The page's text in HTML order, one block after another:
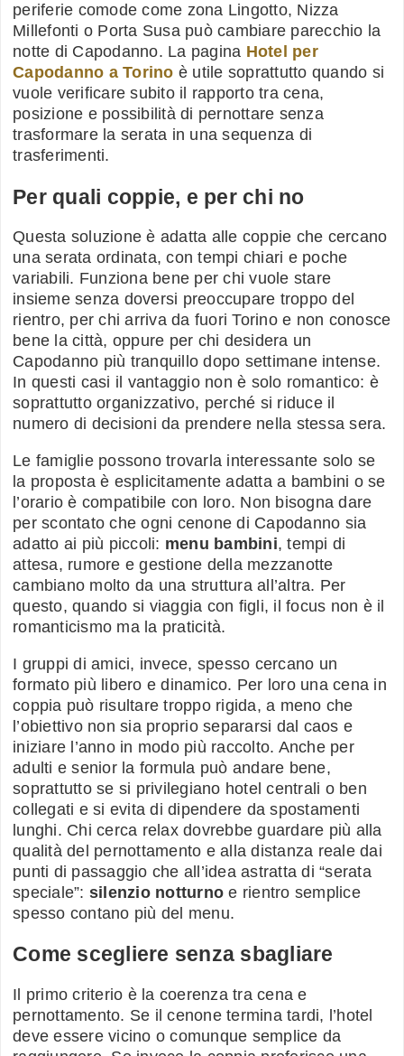
periferie comode come zona Lingotto, Nizza
Millefonti o Porta Susa può cambiare parecchio la
notte di Capodanno. La pagina Hotel per
Capodanno a Torino è utile soprattutto quando si
vuole verificare subito il rapporto tra cena,
posizione e possibilità di pernottare senza
trasformare la serata in una sequenza di
trasferimenti.
Per quali coppie, e per chi no
Questa soluzione è adatta alle coppie che cercano
una serata ordinata, con tempi chiari e poche
variabili. Funziona bene per chi vuole stare
insieme senza doversi preoccupare troppo del
rientro, per chi arriva da fuori Torino e non conosce
bene la città, oppure per chi desidera un
Capodanno più tranquillo dopo settimane intense.
In questi casi il vantaggio non è solo romantico: è
soprattutto organizzativo, perché si riduce il
numero di decisioni da prendere nella stessa sera.
Le famiglie possono trovarla interessante solo se
la proposta è esplicitamente adatta a bambini o se
l’orario è compatibile con loro. Non bisogna dare
per scontato che ogni cenone di Capodanno sia
adatto ai più piccoli: menu bambini, tempi di
attesa, rumore e gestione della mezzanotte
cambiano molto da una struttura all’altra. Per
questo, quando si viaggia con figli, il focus non è il
romanticismo ma la praticità.
I gruppi di amici, invece, spesso cercano un
formato più libero e dinamico. Per loro una cena in
coppia può risultare troppo rigida, a meno che
l’obiettivo non sia proprio separarsi dal caos e
iniziare l’anno in modo più raccolto. Anche per
adulti e senior la formula può andare bene,
soprattutto se si privilegiano hotel centrali o ben
collegati e si evita di dipendere da spostamenti
lunghi. Chi cerca relax dovrebbe guardare più alla
qualità del pernottamento e alla distanza reale dai
punti di passaggio che all’idea astratta di “serata
speciale”: silenzio notturno e rientro semplice
spesso contano più del menu.
Come scegliere senza sbagliare
Il primo criterio è la coerenza tra cena e
pernottamento. Se il cenone termina tardi, l’hotel
deve essere vicino o comunque semplice da